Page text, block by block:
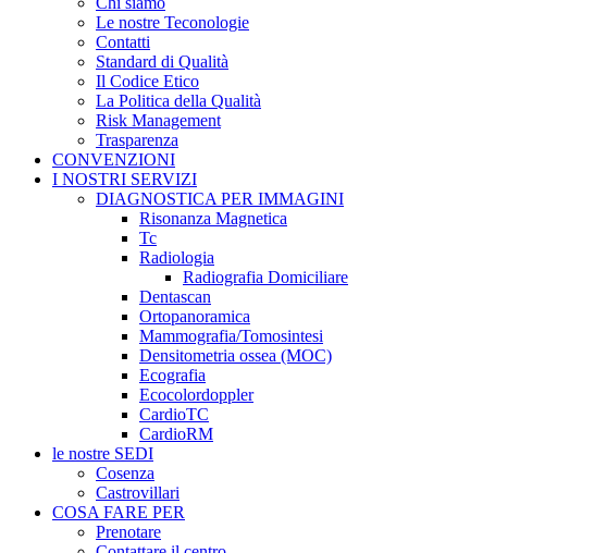
Le nostre Teconologie
Contatti
Standard di Qualità
Il Codice Etico
La Politica della Qualità
Risk Management
Trasparenza
CONVENZIONI
I NOSTRI SERVIZI
DIAGNOSTICA PER IMMAGINI
Risonanza Magnetica
Tc
Radiologia
Radiografia Domiciliare
Dentascan
Ortopanoramica
Mammografia/Tomosintesi
Densitometria ossea (MOC)
Ecografia
Ecocolordoppler
CardioTC
CardioRM
le nostre SEDI
Cosenza
Castrovillari
COSA FARE PER
Prenotare